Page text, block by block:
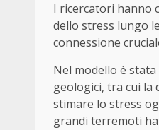
I ricercatori hanno
dello stress lungo
connessione
Nel modello è
geologici, tra cui la
stimare lo stress
grandi terremoti